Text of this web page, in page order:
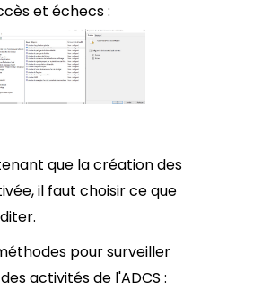
et échecs :
que la création des
il faut choisir ce que
pour surveiller
activités de l'ADCS :